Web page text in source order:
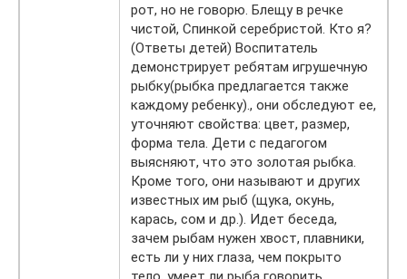
рот, но не говорю. Блещу в речке
чистой, Спинкой серебристой. Кто я?
(Ответы детей) Воспитатель
демонстрирует ребятам игрушечную
рыбку(рыбка предлагается также
каждому ребенку)., они обследуют ее,
уточняют свойства: цвет, размер,
форма тела. Дети с педагогом
выясняют, что это золотая рыбка.
Кроме того, они называют и других
известных им рыб (щука, окунь,
карась, сом и др.). Идет беседа,
зачем рыбам нужен хвост, плавники,
есть ли у них глаза, чем покрыто